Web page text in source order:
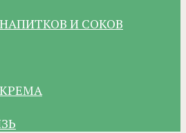
И СОКОВ